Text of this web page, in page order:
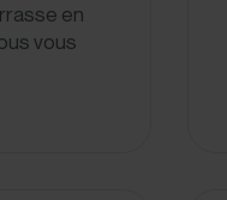
en
vous